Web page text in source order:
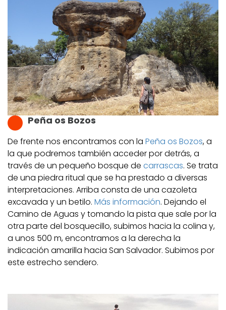
Peña os Bozos
De frente nos encontramos con la Peña os Bozos, a
la que podremos también acceder por detrás, a
través de un pequeño bosque de carrascas. Se trata
de una piedra ritual que se ha prestado a diversas
interpretaciones. Arriba consta de una cazoleta
excavada y un betilo. Más información. Dejando el
Camino de Aguas y tomando la pista que sale por la
otra parte del bosquecillo, subimos hacia la colina y,
a unos 500 m, encontramos a la derecha la
indicación amarilla hacia San Salvador. Subimos por
este estrecho sendero.